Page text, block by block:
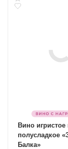
Вино игристое
полусладкое
Балка»